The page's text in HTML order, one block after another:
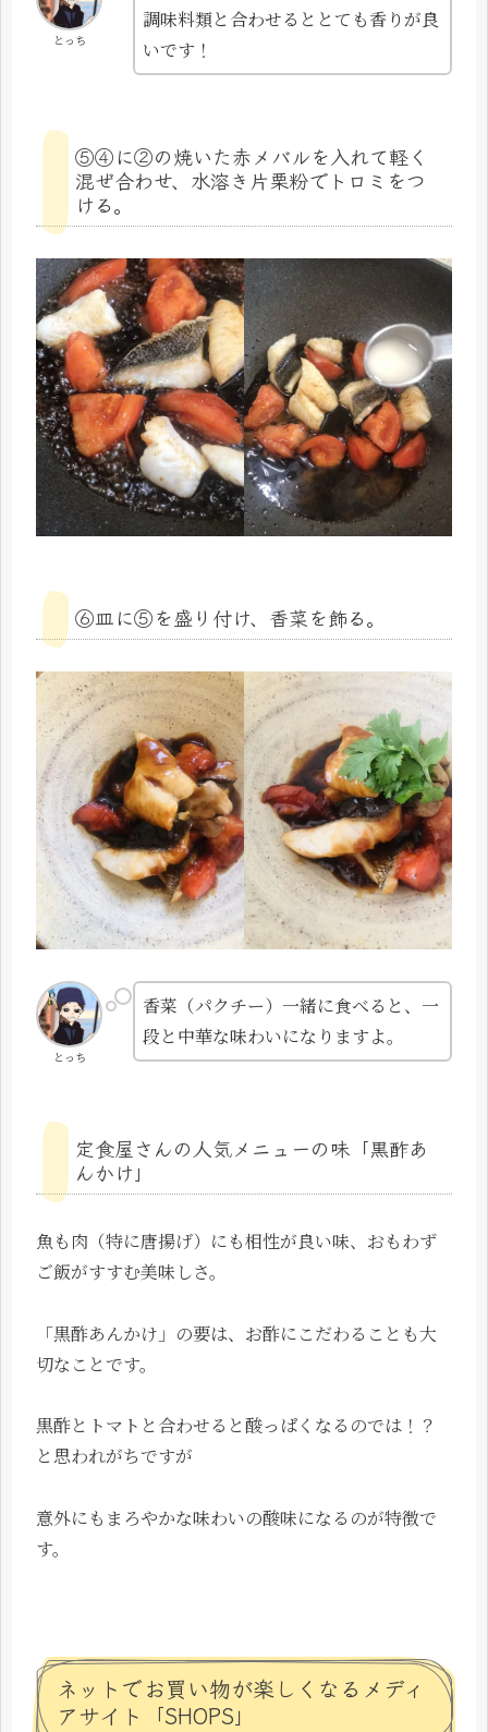
とっち
調味料類と合わせるととても香りが良
いです！
⑤④に②の焼いた赤メバルを入れて軽く
混ぜ合わせ、水溶き片栗粉でトロミをつ
ける。
⑥皿に⑤を盛り付け、香菜を飾る。
とっち
香菜（パクチー）一緒に食べると、一
段と中華な味わいになりますよ。
定食屋さんの人気メニューの味「黒酢あ
んかけ」
魚も肉（特に唐揚げ）にも相性が良い味、おもわず
ご飯がすすむ美味しさ。
「黒酢あんかけ」の要は、お酢にこだわることも大
切なことです。
黒酢とトマトと合わせると酸っぱくなるのでは！？
と思われがちですが
意外にもまろやかな味わいの酸味になるのが特徴で
す。
ネットでお買い物が楽しくなるメディ
アサイト「SHOPS」